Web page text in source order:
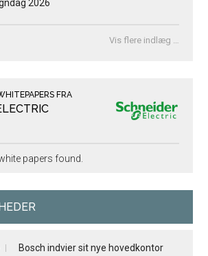
2026
Vis flere indlæg …
FRA
papers found.
Bosch indvier sit nye hovedkontor